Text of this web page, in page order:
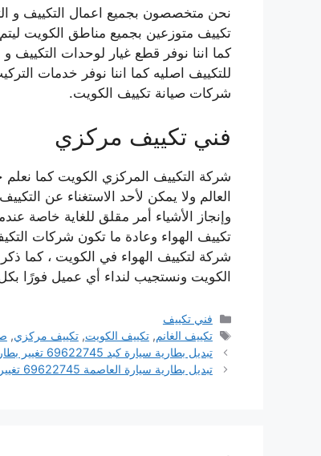
نحن متخصصون بجميع اعمال التكييف و
تكييف متوزعين بجميع مناطق الكويت
كما اننا نوفر قطع غيار لوحدات التكييف
للتكييف اصليه كما اننا نوفر خدمات
شركات صيانة تكييف الكويت.
فني تكييف مركزي
شركة التكييف المركزي الكويت كما
العالم ولا يمكن لأحد الاستغناء عن
وإنجاز الأشياء أمر مقلق للغاية خاصة
تكييف الهواء وعادة ما تكون شركات
الكويت ونستجيب لنداء أي عميل فورًا بكل
التصنيفات
فني تكييف
الوسوم
تكييف الغانم,تكييف الكويت,تكييف مركزي,
تبديل بطارية سيارة كبد 69622745 تغيير بطاريات سيارات خدمة منازل الكويت
تبديل بطارية سيارة العاصمة 69622745 تغيير بطاريات سيارات خدمة منازل الكويت